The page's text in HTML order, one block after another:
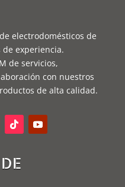
electrodomésticos de
de experiencia.
de servicios,
con nuestros
de alta calidad.